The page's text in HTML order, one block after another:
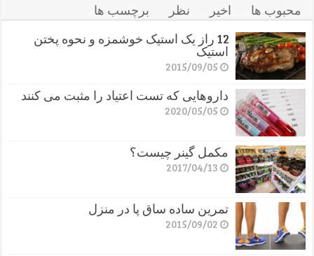
محبوب ها اخیر نظر
برچسب ها
12 راز یک استیک خوشمزه و نحوه پختن
استیک
2015/09/05
داروهایی که تست اعتیاد را مثبت می کنند
2020/05/05
مکمل گینر چیست؟
2017/04/13
تمرین ساده ساق پا در منزل
2015/09/02